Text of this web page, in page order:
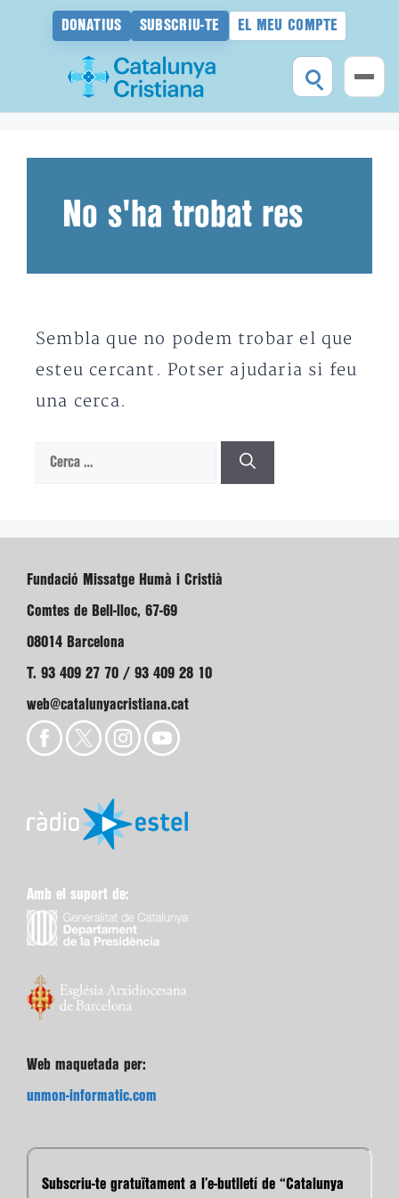
DONATIUS SUBSCRIU-TE EL MEU COMPTE
No s'ha trobat res
Sembla que no podem trobar el que
esteu cercant. Potser ajudaria si feu
una cerca.
Cerca:
Fundació Missatge Humà i Cristià
Comtes de Bell-lloc, 67-69
08014 Barcelona
T. 93 409 27 70 / 93 409 28 10
web@catalunyacristiana.cat
Amb el suport de:
Web maquetada per:
unmon-informatic.com
Subscriu-te gratuïtament a l’e-butlletí de “Catalunya